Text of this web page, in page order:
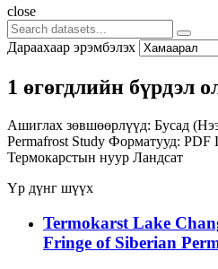
close
Дараахаар эрэмбэлэх
1 өгөгдлийн бүрдэл
Ашиглах зөвшөөрлүүд: Бусад
Permafrost Study Форматууд: PDF
Термокарстын нуур Ландсат
Үр дүнг шүүх
Termokarst Lake
Fringe of Siberian